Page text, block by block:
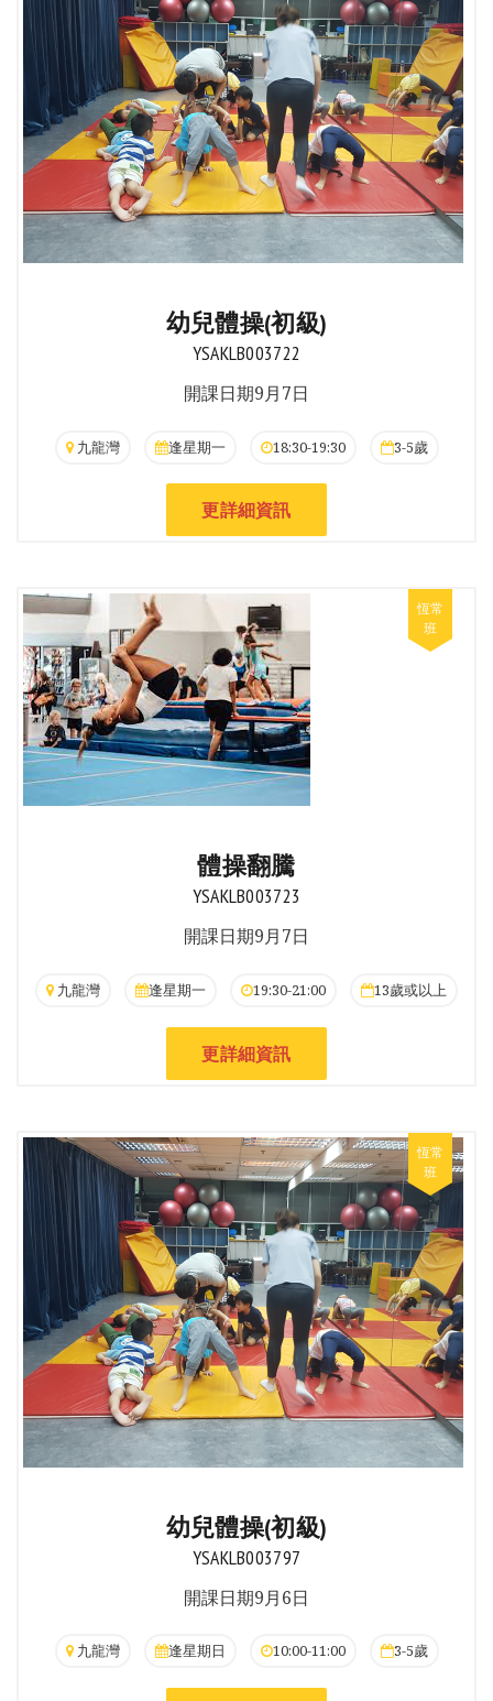
幼兒體操(初級)
YSAKLB003722
開課日期9月7日
九龍灣 逢星期一 18:30-19:30 3-5歲
更詳細資訊
體操翻騰
YSAKLB003723
開課日期9月7日
九龍灣 逢星期一 19:30-21:00 13歲或以上
更詳細資訊
幼兒體操(初級)
YSAKLB003797
開課日期9月6日
九龍灣 逢星期日 10:00-11:00 3-5歲